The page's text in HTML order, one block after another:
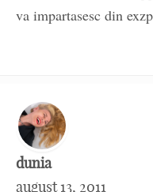
va impartasesc din
dunia
august 13, 2011